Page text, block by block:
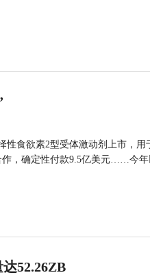
性食欲素2型受体激动剂上市，
，确定性付款9.5亿美元……今年
52.26ZB